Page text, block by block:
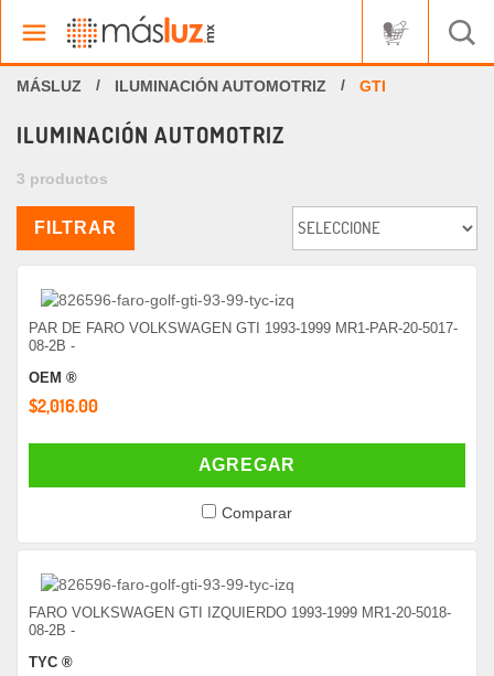
ILUMINACIÓN AUTOMOTRIZ GTI
ILUMINACIÓN AUTOMOTRIZ
3 productos
FILTRAR
PAR DE FARO VOLKSWAGEN GTI 1993-1999 MR1-PAR-20-5017-
08-2B -
OEM ®
$2,016.00
AGREGAR
Comparar
FARO VOLKSWAGEN GTI IZQUIERDO 1993-1999 MR1-20-5018-
08-2B -
TYC ®